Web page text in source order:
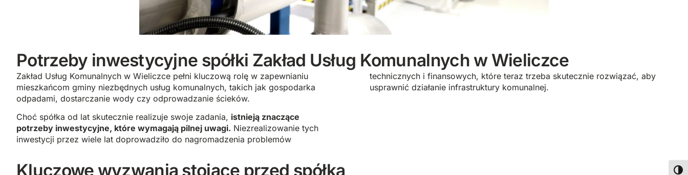
Potrzeby inwestycyjne spółki Zakład Usług Komunalnych w Wieliczce
Zakład Usług Komunalnych w Wieliczce pełni kluczową rolę w zapewnianiu
mieszkańcom gminy niezbędnych usług komunalnych, takich jak gospodarka
odpadami, dostarczanie wody czy odprowadzanie ścieków.
Choć spółka od lat skutecznie realizuje swoje zadania, istnieją znaczące
potrzeby inwestycyjne, które wymagają pilnej uwagi. Niezrealizowanie tych
inwestycji przez wiele lat doprowadziło do nagromadzenia problemów
technicznych i finansowych, które teraz trzeba skutecznie rozwiązać, aby
usprawnić działanie infrastruktury komunalnej.
Kluczowe wyzwania stojące przed spółką